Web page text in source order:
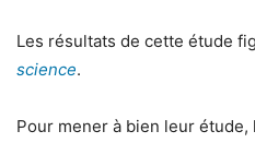
Les résultats de cette étude
science.
Pour mener à bien leur